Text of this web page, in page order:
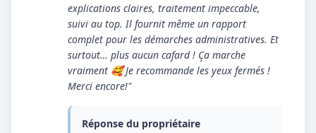
explications claires, traitement impeccable,
suivi au top. Il fournit même un rapport
complet pour les démarches administratives. Et
surtout… plus aucun cafard ! Ça marche
vraiment 🥰 Je recommande les yeux fermés !
Merci encore!"
Réponse du propriétaire